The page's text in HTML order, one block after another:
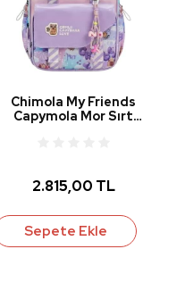
Chimola My Friends
Capymola Mor Sırt
2.815,00 TL
Sepete Ekle